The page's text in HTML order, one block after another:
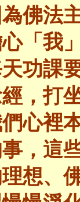
佛法
「我
功課
，打
心裡
，這
想、